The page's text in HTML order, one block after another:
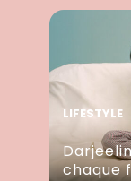
LIFESTYLE
chaque